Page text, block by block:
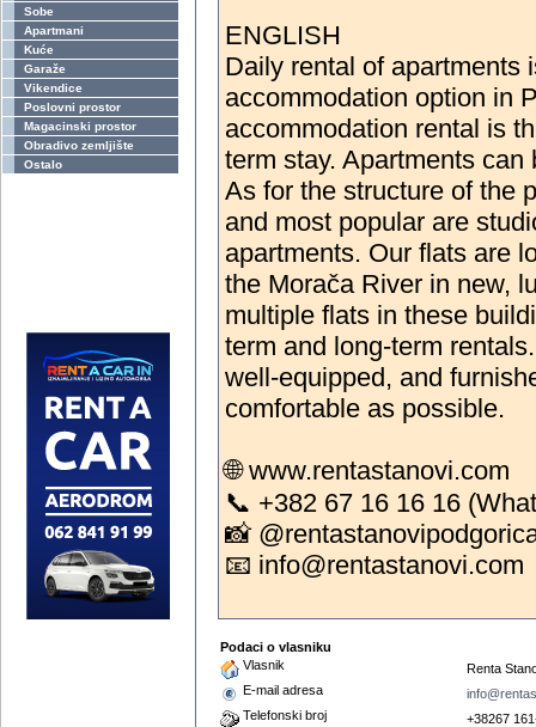
Sobe
Apartmani
Kuće
Garaže
Vikendice
Poslovni prostor
Magacinski prostor
Obradivo zemljište
Ostalo
ENGLISH
Daily rental of apartments
accommodation option in
accommodation rental is
term stay. Apartments
As for the structure of the
and most popular are
apartments. Our flats are
the Morača River in new,
multiple flats in these
term and long-term
well-equipped, and
comfortable as possible.
🌐 www.rentastanovi.com
📞 +382 67 16 16 16
📸
📧 info@rentastanovi.com
Podaci o vlasniku
Vlasnik
Renta
E-mail adresa
Telefonski broj
+38267